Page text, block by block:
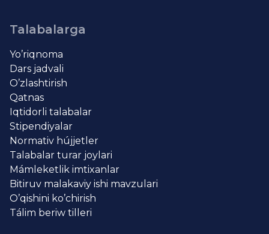
Talabalarga
Yo’riqnoma
Dars jadvali
O’zlashtirish
Qatnas
Iqtidorli talabalar
Stipendiyalar
Normativ hújjetler
Talabalar turar joylari
Mámleketlik imtixanlar
Bitiruv malakaviy ishi mavzulari
O’qishini ko’chirish
Tálim beriw tilleri